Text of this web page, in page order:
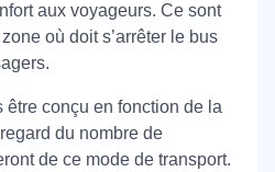
aux voyageurs. Ce sont
où doit s’arrêter le bus
conçu en fonction de la
du nombre de
de ce mode de transport.